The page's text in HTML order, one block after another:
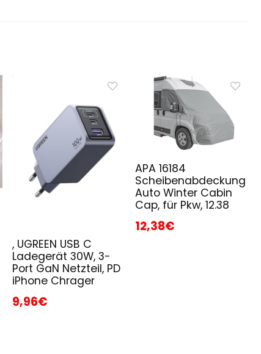
, UGREEN USB C
Ladegerät 30W, 3-
Port GaN Netzteil, PD
iPhone Chrager
9,96€
APA 16184
Scheibenabdeckung
Auto Winter Cabin
Cap, für Pkw, 12.38
12,38€